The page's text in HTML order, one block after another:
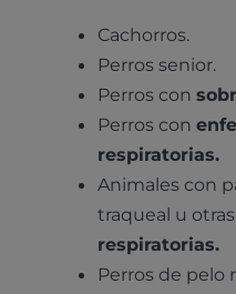
Cachorros.
Perros senior.
Perros con
Perros con
respiratorias.
Animales con
traqueal u otras
respiratorias.
Perros de pelo